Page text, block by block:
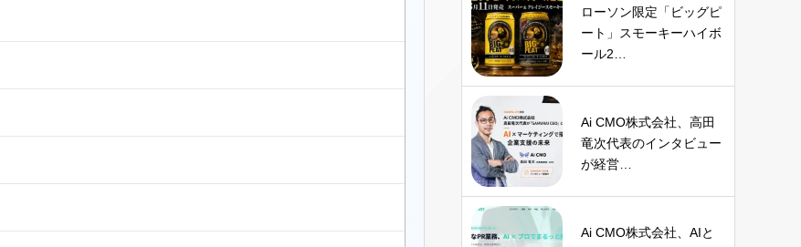
ローソン限定「ビッグピ
ート」スモーキーハイボ
ール2…
Ai CMO株式会社、高田
竜次代表のインタビュー
が経営…
Ai CMO株式会社、AIと